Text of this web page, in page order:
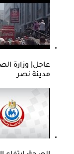
عاجل| وزارة
مدينة نصر